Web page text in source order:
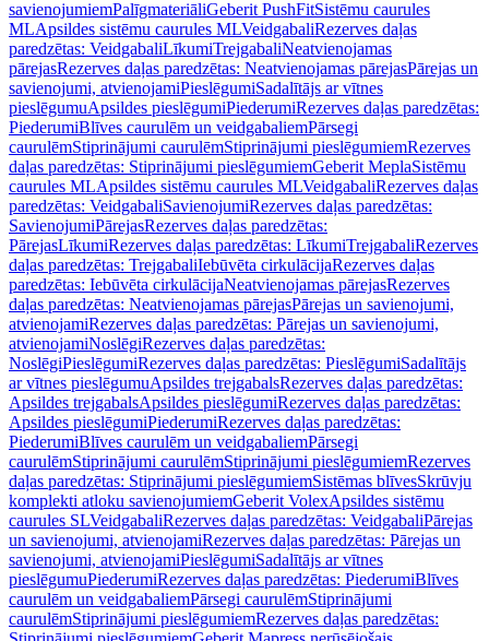
savienojumiemPalīgmateriāliGeberit PushFitSistēmu caurules
MLApsildes sistēmu caurules MLVeidgabaliRezerves daļas
paredzētas: VeidgabaliLīkumiTrejgabaliNeatvienojamas
pārejasRezerves daļas paredzētas: Neatvienojamas pārejasPārejas un
savienojumi, atvienojamiPieslēgumiSadalītājs ar vītnes
pieslēgumuApsildes pieslēgumiPiederumiRezerves daļas paredzētas:
PiederumiBlīves caurulēm un veidgabaliemPārsegi
caurulēmStiprinājumi caurulēmStiprinājumi pieslēgumiemRezerves
daļas paredzētas: Stiprinājumi pieslēgumiemGeberit MeplaSistēmu
caurules MLApsildes sistēmu caurules MLVeidgabaliRezerves daļas
paredzētas: VeidgabaliSavienojumiRezerves daļas paredzētas:
SavienojumiPārejasRezerves daļas paredzētas:
PārejasLīkumiRezerves daļas paredzētas: LīkumiTrejgabaliRezerves
daļas paredzētas: TrejgabaliIebūvēta cirkulācijaRezerves daļas
paredzētas: Iebūvēta cirkulācijaNeatvienojamas pārejasRezerves
daļas paredzētas: Neatvienojamas pārejasPārejas un savienojumi,
atvienojamiRezerves daļas paredzētas: Pārejas un savienojumi,
atvienojamiNoslēgiRezerves daļas paredzētas:
NoslēgiPieslēgumiRezerves daļas paredzētas: PieslēgumiSadalītājs
ar vītnes pieslēgumuApsildes trejgabalsRezerves daļas paredzētas:
Apsildes trejgabalsApsildes pieslēgumiRezerves daļas paredzētas:
Apsildes pieslēgumiPiederumiRezerves daļas paredzētas:
PiederumiBlīves caurulēm un veidgabaliemPārsegi
caurulēmStiprinājumi caurulēmStiprinājumi pieslēgumiemRezerves
daļas paredzētas: Stiprinājumi pieslēgumiemSistēmas blīvesSkrūvju
komplekti atloku savienojumiemGeberit VolexApsildes sistēmu
caurules SLVeidgabaliRezerves daļas paredzētas: VeidgabaliPārejas
un savienojumi, atvienojamiRezerves daļas paredzētas: Pārejas un
savienojumi, atvienojamiPieslēgumiSadalītājs ar vītnes
pieslēgumuPiederumiRezerves daļas paredzētas: PiederumiBlīves
caurulēm un veidgabaliemPārsegi caurulēmStiprinājumi
caurulēmStiprinājumi pieslēgumiemRezerves daļas paredzētas: